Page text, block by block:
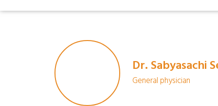
Dr. Sabyasachi
General physician